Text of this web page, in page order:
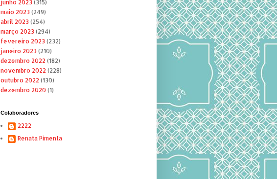
junho 2023(315)
maio 2023(249)
abril 2023(254)
março 2023(294)
fevereiro 2023(232)
janeiro 2023(210)
dezembro 2022(182)
novembro 2022(228)
outubro 2022(130)
dezembro 2020(1)
Colaboradores
2222
Renata Pimenta